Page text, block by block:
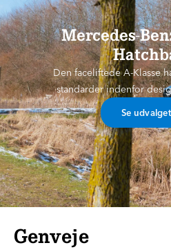
Mercedes-
Den faceliftede A-Klasse
standarder indenfor
Se
Genveje